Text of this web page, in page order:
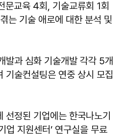
문교육 4회, 기술교류회 1회
는 기술 애로에 대한 분석 및
발과 심화 기술개발 각각 5개
기술컨설팅은 연중 상시 모집
선정된 기업에는 한국나노기
업 지원센터’ 연구실을 무료